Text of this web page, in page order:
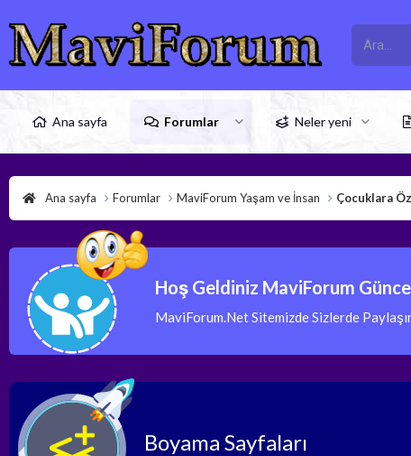
Ana sayfa Forumlar Neler yeni
Ana sayfa Forumlar MaviForum Yaşam ve İnsan Çocuklara
Hoş Geldiniz MaviForum
MaviForum.Net Sitemizde Sizlerde
Boyama Sayfaları